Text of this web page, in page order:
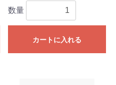
数量
カートに入れる